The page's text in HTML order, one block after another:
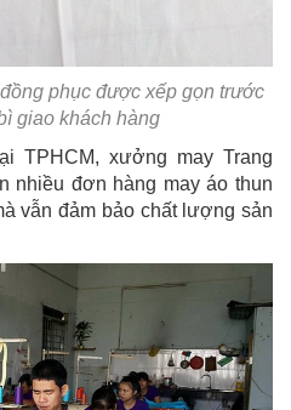
phục được xếp gọn trước
giao khách hàng
TPHCM, xưởng may Trang
nhiều đơn hàng may áo thun
vẫn đảm bảo chất lượng sản